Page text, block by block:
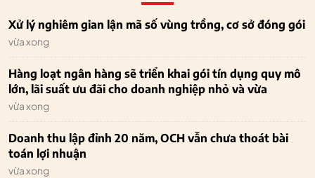
Xử lý nghiêm gian lận mã số vùng trồng, cơ sở đóng gói
vừa xong
Hàng loạt ngân hàng sẽ triển khai gói tín dụng quy mô
lớn, lãi suất ưu đãi cho doanh nghiệp nhỏ và vừa
vừa xong
Doanh thu lập đỉnh 20 năm, OCH vẫn chưa thoát bài
toán lợi nhuận
vừa xong